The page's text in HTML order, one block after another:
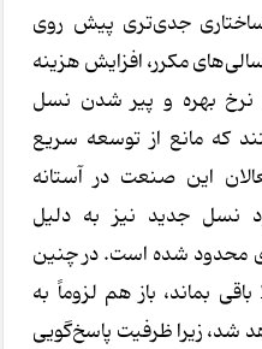
جدی‌تری پیش روی
مکرر، افزایش هزینه
نرخ بهره و پیر شدن نسل
که مانع از توسعه سریع
این صنعت در آستانه
نسل جدید نیز به دلیل
محدود شده است. در چنین
بماند، باز هم لزوماً به
شد، زیرا ظرفیت پاسخ‌گویی